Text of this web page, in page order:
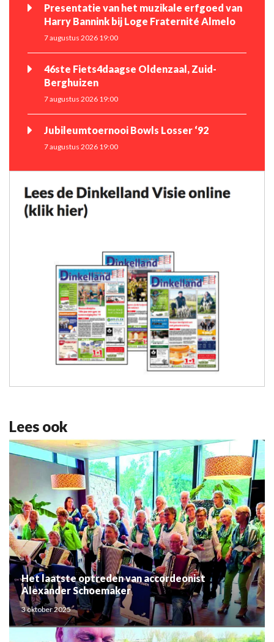
Presentatie van het muzikale erfgoed van
Harry Bannink bij Loge Fraternité Almelo
7 augustus 2026 19:00
46ste Fiets4daagse Oldenzaal, Zuid-
Berghuizen
7 augustus 2026 19:00
Jubileumtoernooi Bowls Losser ‘92
7 augustus 2026 19:00
Lees ook
Het laatste optreden van accordeonist
Alexander Schoemaker
3 oktober 2025